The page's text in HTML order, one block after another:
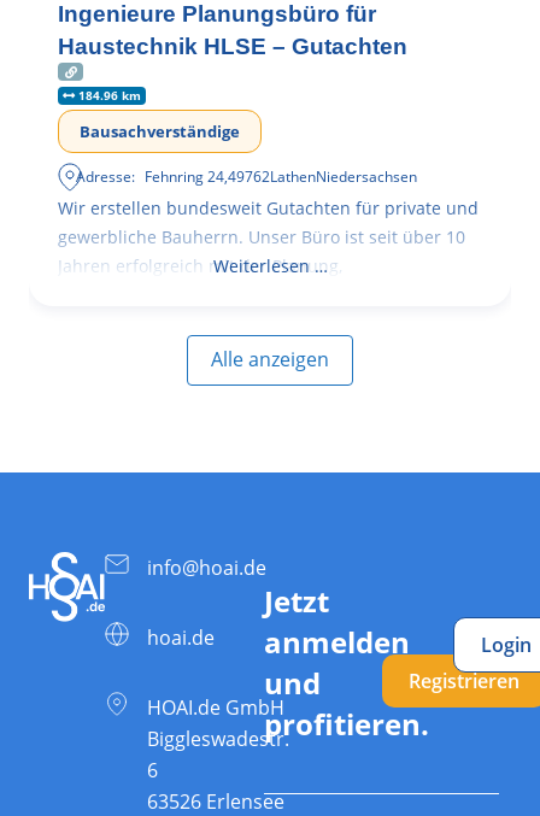
Ingenieure Planungsbüro für
Haustechnik HLSE – Gutachten
184.96 km
Bausachverständige
Adresse: Fehnring 24,49762LathenNiedersachsen
Wir erstellen bundesweit Gutachten für private und
gewerbliche Bauherrn. Unser Büro ist seit über 10
Jahren erfolgreich mit der Planung,
Weiterlesen …
Alle anzeigen
info@hoai.de
hoai.de
HOAI.de GmbH
Biggleswadestr.
6
63526 Erlensee
Jetzt
anmelden
und
profitieren.
Registrieren
Login